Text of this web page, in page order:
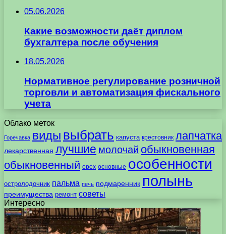
05.06.2026
Какие возможности даёт диплом
бухгалтера после обучения
18.05.2026
Нормативное регулирование розничной
торговли и автоматизация фискального
учета
Облако меток
Горечавка виды выбрать капуста крестовник лапчатка
лекарственная лучшие молочай обыкновенная
обыкновенный орех основные особенности
остролодочник пальма печь подмаренник полынь
преимущества ремонт советы
Интересно